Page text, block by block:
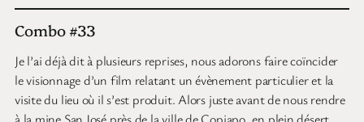
Combo #33
Je l’ai déjà dit à plusieurs reprises, nous adorons faire coïncider
le visionnage d’un film relatant un évènement particulier et la
visite du lieu où il s’est produit. Alors juste avant de nous rendre